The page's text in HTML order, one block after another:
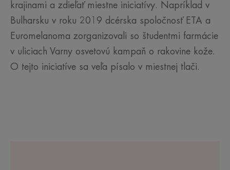
krajinami a zdieľať miestne iniciatívy. Napríklad v
Bulharsku v roku 2019 dcérska spoločnosť ETA a
Euromelanoma zorganizovali so študentmi farmácie
v uliciach Varny osvetovú kampaň o rakovine kože.
O tejto iniciatíve sa veľa písalo v miestnej tlači.